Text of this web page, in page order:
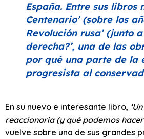
España. Entre sus libros
Centenario’(sobre los
Revolución rusa’(junto a
derecha?’, una de las
por qué una parte de la
progresista al
En su nuevo e interesante libro,
reaccionaria (y qué podemos
vuelve sobre una de sus grandes